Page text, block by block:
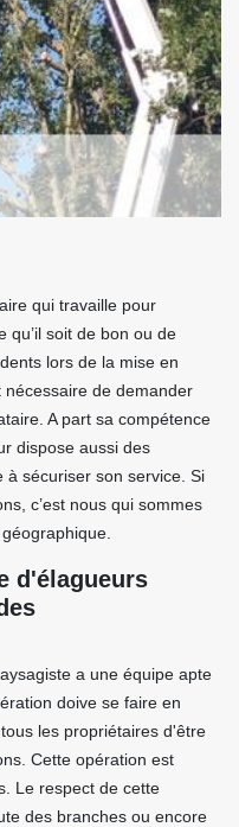
qui travaille pour
qu’il soit de bon ou de
lors de la mise en
nécessaire de demander
A part sa compétence
dispose aussi des
à sécuriser son service. Si
c’est nous qui sommes
d'élagueurs
a une équipe apte
doive se faire en
les propriétaires d'être
Cette opération est
Le respect de cette
des branches ou encore